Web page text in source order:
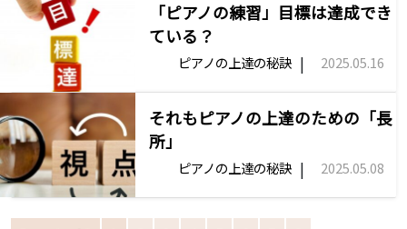
「ピアノの練習」目標は達成でき
ている？
ピアノの上達の秘訣 | 2025.05.16
それもピアノの上達のための「長
所」
ピアノの上達の秘訣 | 2025.05.08